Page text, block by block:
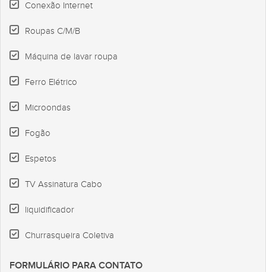
Conexão Internet
Roupas C/M/B
Máquina de lavar roupa
Ferro Elétrico
Microondas
Fogão
Espetos
TV Assinatura Cabo
liquidificador
Churrasqueira Coletiva
FORMULÁRIO PARA CONTATO